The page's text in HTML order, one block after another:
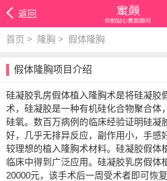
返回
首页 > 隆胸 > 假体隆胸
假体隆胸项目介绍
硅凝胶乳房假体植入隆胸术是将硅凝胶
术，硅凝胶是一种有机硅化合物聚合体
硅氧。数百万病例的临床经验证明硅凝
好，几乎无排异反应，副作用小，手感
较理想的植入隆胸术材料。硅凝胶假体
临床中得到广泛应用。硅凝胶乳房假体
20000元，该手术后一周受术者即可恢